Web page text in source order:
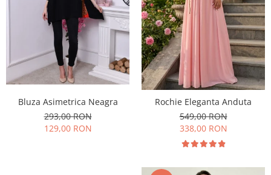
Bluza Asimetrica Neagra
293,00 RON
129,00 RON
Rochie Eleganta Anduta
549,00 RON
338,00 RON